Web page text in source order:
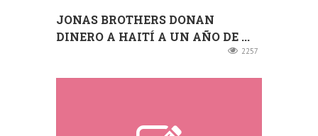
JONAS BROTHERS DONAN
DINERO A HAITÍ A UN AÑO DE ...
2257